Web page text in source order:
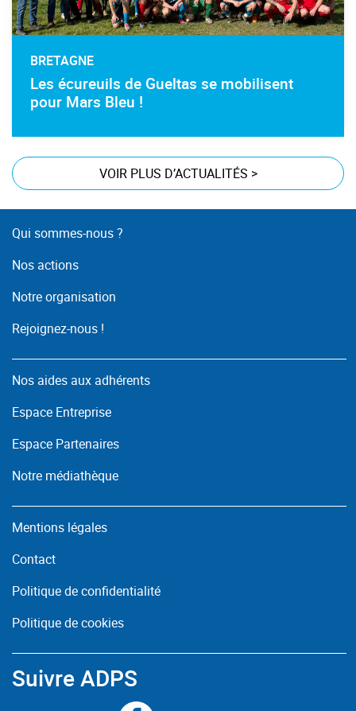
BRETAGNE
Les écureuils de Gueltas se mobilisent
pour Mars Bleu !
VOIR PLUS D’ACTUALITÉS >
Qui sommes-nous ?
Nos actions
Notre organisation
Rejoignez-nous !
Nos aides aux adhérents
Espace Entreprise
Espace Partenaires
Notre médiathèque
Mentions légales
Contact
Politique de confidentialité
Politique de cookies
Suivre ADPS